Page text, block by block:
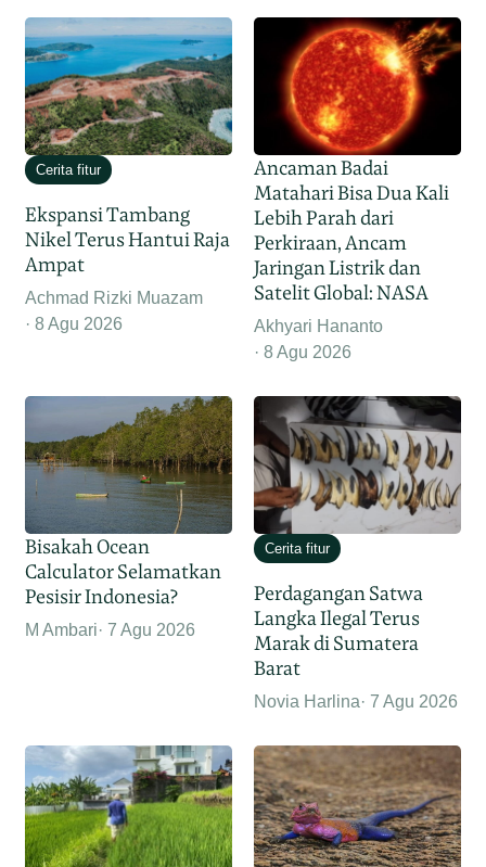
Cerita fitur
Ekspansi Tambang
Nikel Terus Hantui Raja
Ampat
Achmad Rizki Muazam
8 Agu 2026
Ancaman Badai
Matahari Bisa Dua Kali
Lebih Parah dari
Perkiraan, Ancam
Jaringan Listrik dan
Satelit Global: NASA
Akhyari Hananto
8 Agu 2026
Bisakah Ocean
Calculator Selamatkan
Pesisir Indonesia?
M Ambari 7 Agu 2026
Cerita fitur
Perdagangan Satwa
Langka Ilegal Terus
Marak di Sumatera
Barat
Novia Harlina 7 Agu 2026